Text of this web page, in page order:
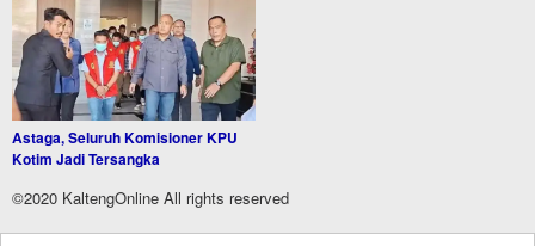
Astaga, Seluruh Komisioner KPU
Kotim Jadi Tersangka
©2020 KaltengOnline All rights reserved